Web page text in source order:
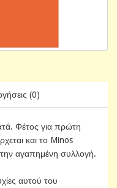
(0)
Φέτος για πρώτη
και το Minos
αγαπημένη συλλογή.
αυτού του